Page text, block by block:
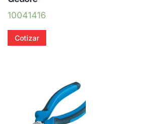
10041416
Cotizar